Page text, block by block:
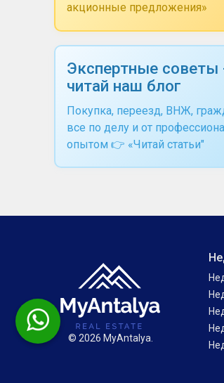
акционные предложения»
Экспертные советы
читай наш блог
Покупка, переезд, ВНЖ,
все по делу и от
опытом 👉 «Читай статьи"
© 2026 MyAntalya.